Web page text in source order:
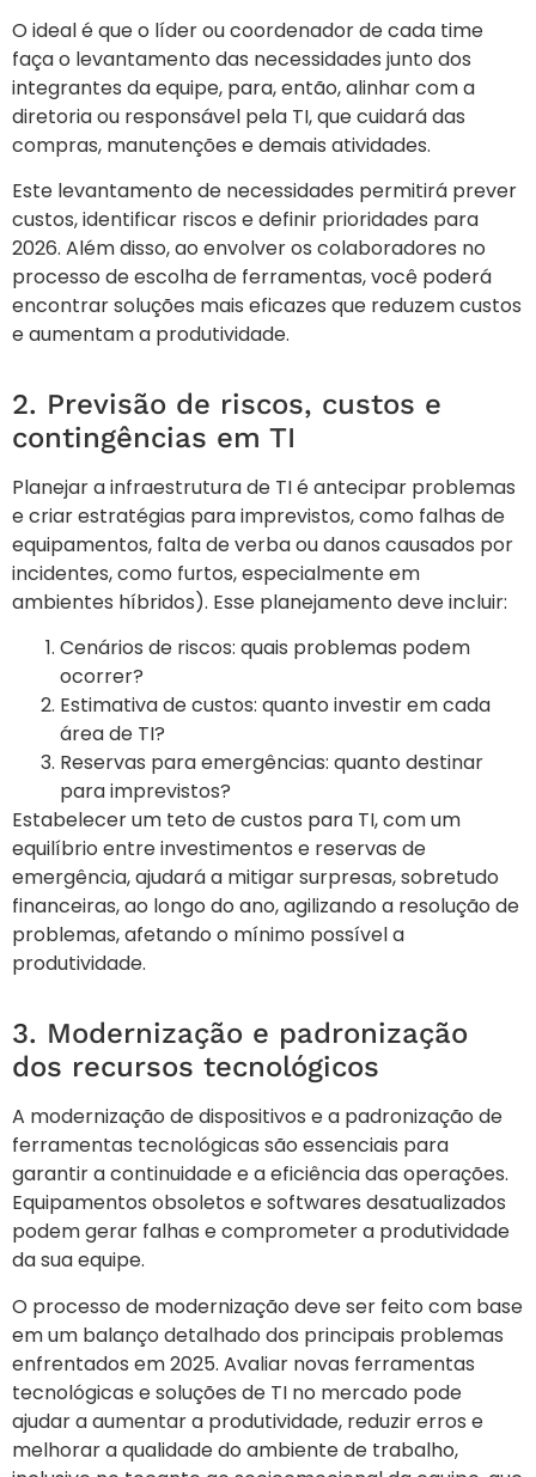
O ideal é que o líder ou coordenador de cada time
faça o levantamento das necessidades junto dos
integrantes da equipe, para, então, alinhar com a
diretoria ou responsável pela TI, que cuidará das
compras, manutenções e demais atividades.
Este levantamento de necessidades permitirá prever
custos, identificar riscos e definir prioridades para
2026. Além disso, ao envolver os colaboradores no
processo de escolha de ferramentas, você poderá
encontrar soluções mais eficazes que reduzem custos
e aumentam a produtividade.
2. Previsão de riscos, custos e
contingências em TI
Planejar a infraestrutura de TI é antecipar problemas
e criar estratégias para imprevistos, como falhas de
equipamentos, falta de verba ou danos causados por
incidentes, como furtos, especialmente em
ambientes híbridos). Esse planejamento deve incluir:
Cenários de riscos: quais problemas podem
ocorrer?
Estimativa de custos: quanto investir em cada
área de TI?
Reservas para emergências: quanto destinar
para imprevistos?
Estabelecer um teto de custos para TI, com um
equilíbrio entre investimentos e reservas de
emergência, ajudará a mitigar surpresas, sobretudo
financeiras, ao longo do ano, agilizando a resolução de
problemas, afetando o mínimo possível a
produtividade.
3. Modernização e padronização
dos recursos tecnológicos
A modernização de dispositivos e a padronização de
ferramentas tecnológicas são essenciais para
garantir a continuidade e a eficiência das operações.
Equipamentos obsoletos e softwares desatualizados
podem gerar falhas e comprometer a produtividade
da sua equipe.
O processo de modernização deve ser feito com base
em um balanço detalhado dos principais problemas
enfrentados em 2025. Avaliar novas ferramentas
tecnológicas e soluções de TI no mercado pode
ajudar a aumentar a produtividade, reduzir erros e
melhorar a qualidade do ambiente de trabalho,